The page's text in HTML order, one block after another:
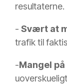
resultaterne.
- Svært at
trafik til
-Mangel